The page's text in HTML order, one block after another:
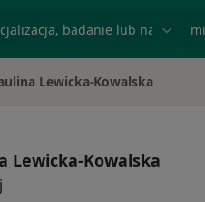
Lewicka-Kowalska
Lewicka-Kowalska